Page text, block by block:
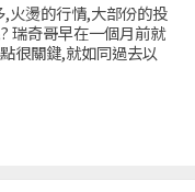
火燙的行情,大部份的投
瑞奇哥早在一個月前就
很關鍵,就如同過去以